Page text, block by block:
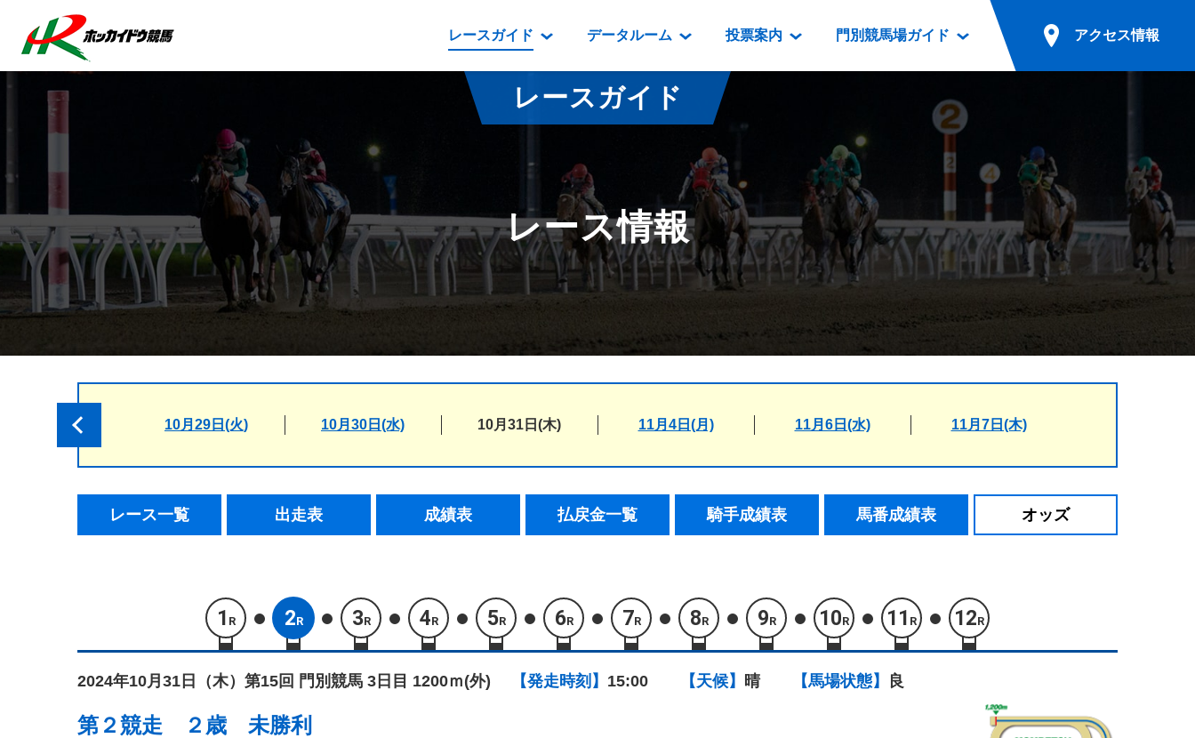
レースガイド
レース情報
払戻金一覧
騎手成績表
馬番成績表
オッズ
番組・級別表ダウンロード
開催カレンダー
重賞競走体系図
スタリオンシリーズ競走
道内の発売情報(PDF)
データルーム
データルーム
騎手・調教師紹介
坂路調教映像
遠征馬情報
番組編成要領
映像コンテンツ
重賞競走VTR
重賞競走参考VTR
レースダイジェスト
新馬ダイジェスト
投票案内
電話・インターネット投票
場外発売所
実況・テレホンサービス
発売・払戻
門別競馬場ガイド
門別競馬場情報
門別競馬場グルメ
とねっこジンギスカン
いずみ食堂
ルンビニフードカフェ
勝馬屋
アクセス情報
無料送迎バスでのご来場
公共の交通機関でのご来場
レースガイド
レース情報
10月29日(火) 10月30日(水) 10月31日(木) 11月4日(月) 11月6日(水) 11月7日(木)
レース一覧 出走表 成績表 払戻金一覧 騎手成績表 馬番成績表 オッズ
1 R 2R 3R 4R 5R 6R 7R 8R 9R 10R 11 R 12R
2024年10月31日（木） 第15回 門別競馬 3日目 1200ｍ(外) 【発走時刻】 15:00 【天候】 晴 【馬場状態】 良
第２競走 ２歳 未勝利